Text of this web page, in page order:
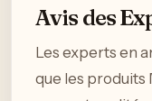
Avis des
Les experts en
que les